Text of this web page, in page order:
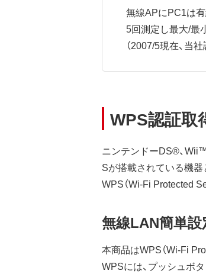
無線APにPC1は
5回測定し最大/最
（2007/5現在、当社
WPS認証取
ニンテンドーDS®、
Sが搭載されている機
WPS（Wi-Fi Protected
無線LAN簡単設
本商品はWPS（Wi-Fi
WPSには、プッシュボ